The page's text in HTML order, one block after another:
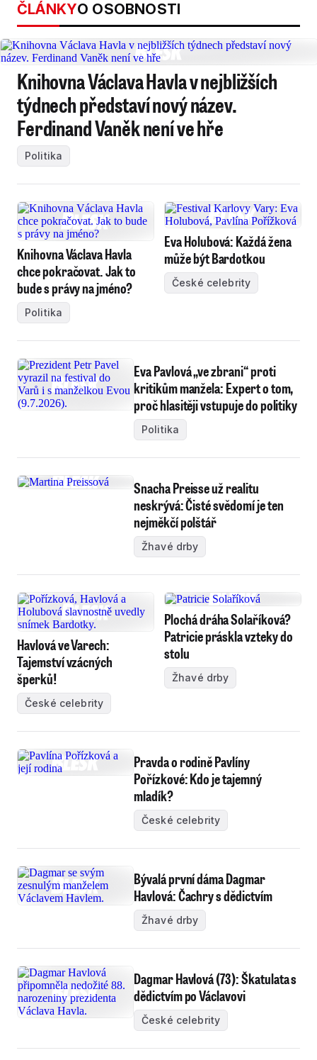
ČLÁNKYO OSOBNOSTI
Knihovna Václava Havla v nejbližších
týdnech představí nový název.
Ferdinand Vaněk není ve hře
Politika
Knihovna Václava Havla
chce pokračovat. Jak to
bude s právy na jméno?
Politika
Eva Holubová: Každá žena
může být Bardotkou
České celebrity
Eva Pavlová „ve zbrani“ proti
kritikům manžela: Expert o tom,
proč hlasitěji vstupuje do politiky
Politika
Snacha Preisse už realitu
neskrývá: Čisté svědomí je ten
nejměkčí polštář
Žhavé drby
Havlová ve Varech:
Tajemství vzácných
šperků!
České celebrity
Plochá dráha Solaříková?
Patricie práskla vzteky do
stolu
Žhavé drby
Pravda o rodině Pavlíny
Pořízkové: Kdo je tajemný
mladík?
České celebrity
Bývalá první dáma Dagmar
Havlová: Čachry s dědictvím
Žhavé drby
Dagmar Havlová (73): Škatulata s
dědictvím po Václavovi
České celebrity